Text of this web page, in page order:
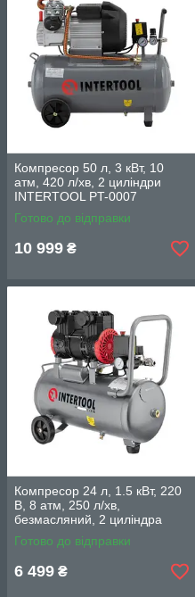
Компресор 50 л, 3 кВт, 10
атм, 420 л/хв, 2 циліндри
INTERTOOL PT-0007
Готово до відправки
10 999 ₴
Компресор 24 л, 1.5 кВт, 220
В, 8 aтм, 250 л/хв,
безмасляний, 2 циліндра
INTERTOOL PT-0033
Готово до відправки
6 499 ₴